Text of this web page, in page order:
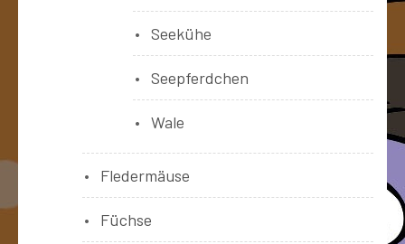
Seekühe
Seepferdchen
Wale
Fledermäuse
Füchse